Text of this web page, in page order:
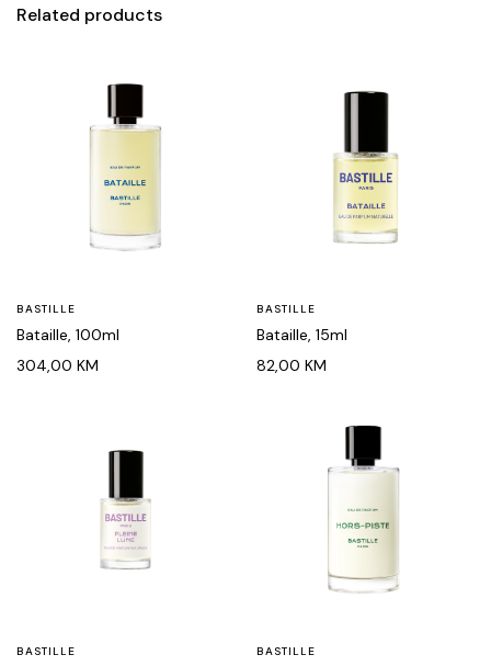
Related products
BASTILLE
Bataille, 100ml
304,00 KM
BASTILLE
Bataille, 15ml
82,00 KM
BASTILLE BASTILLE